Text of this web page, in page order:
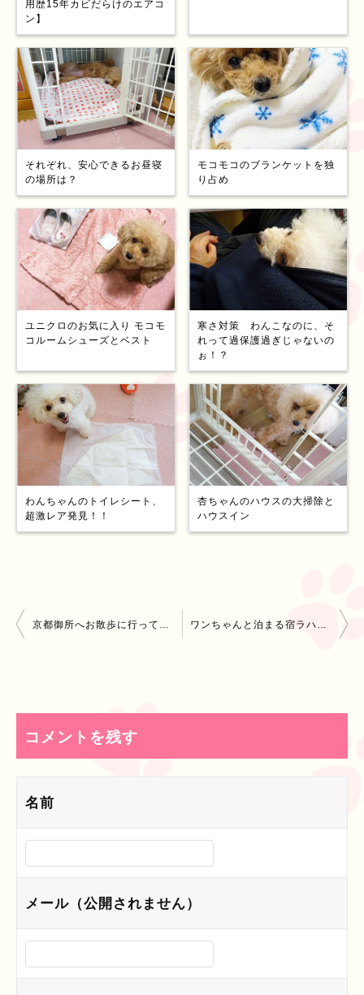
用歴15年カビだらけのエアコ
ン】
それぞれ、安心できるお昼寝
の場所は？
モコモコのブランケットを独
り占め
ユニクロのお気に入り モコモ
コルームシューズとベスト
寒さ対策 わんこなのに、そ
れって過保護過ぎじゃないの
ぉ！？
わんちゃんのトイレシート、
超激レア発見！！
杏ちゃんのハウスの大掃除と
ハウスイン
投
ゲ
京都御所へお散歩に行ってきました。フロントラインは必需品！ ワンちゃんと泊まる宿ラハイナ 倉敷＆牛窓２泊３日
コメントを残す
名前
メール（公開されません）